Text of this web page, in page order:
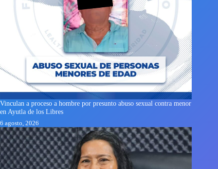
Vinculan a proceso a hombre por presunto abuso sexual contra menor
en Ayutla de los Libres
6 agosto, 2026